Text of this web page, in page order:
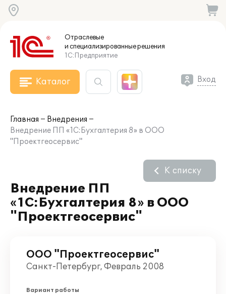
Отраслевые
и специализированныерешения
1С:Предприятие
Каталог Вход
Главная
Внедрения
Внедрение ПП «1С:Бухгалтерия 8» в ООО
"Проектгеосервис"
Внедрение ПП
«1С:Бухгалтерия 8» в ООО
"Проектгеосервис"
К списку
ООО "Проектгеосервис"
Санкт-Петербург, Февраль 2008
Вариант работы